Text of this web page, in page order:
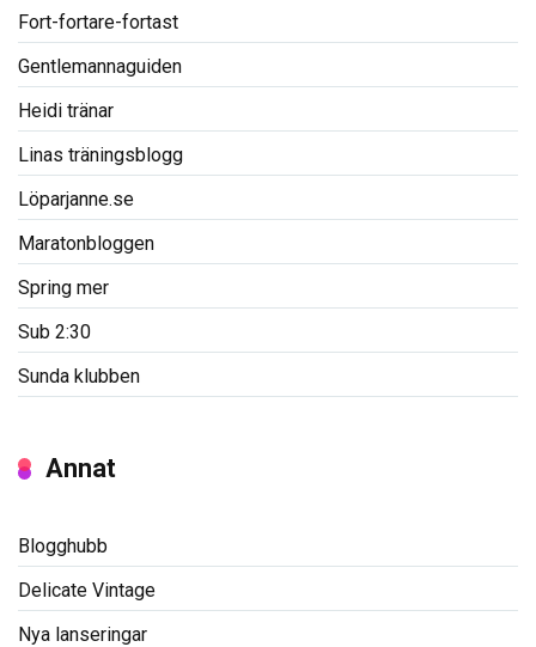
Fort-fortare-fortast
Gentlemannaguiden
Heidi tränar
Linas träningsblogg
Löparjanne.se
Maratonbloggen
Spring mer
Sub 2:30
Sunda klubben
Annat
Blogghubb
Delicate Vintage
Nya lanseringar